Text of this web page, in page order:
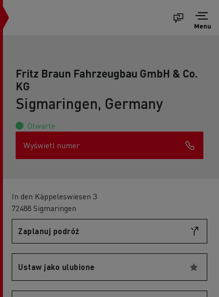
Menu
Fritz Braun Fahrzeugbau GmbH & Co.
KG
Sigmaringen, Germany
Otwarte
Wyświetl numer
In den Käppeleswiesen 3
72488 Sigmaringen
Zaplanuj podróż
Ustaw jako ulubione